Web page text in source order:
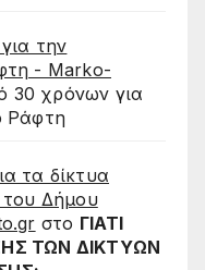
την
- Marko-
30 χρόνων για
Ράφτη
τα δίκτυα
του Δήμου
στο ΓΙΑΤΙ
ΤΩΝ ΔΙΚΤΥΩΝ